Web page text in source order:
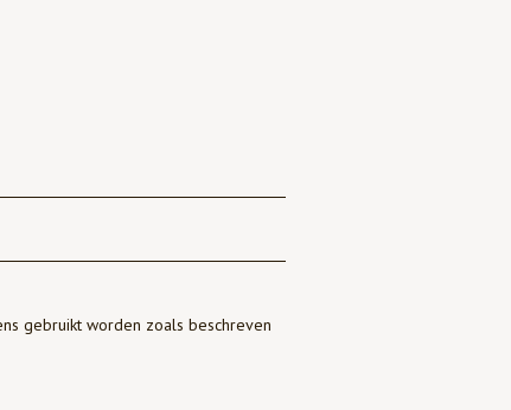
gebruikt worden zoals beschreven